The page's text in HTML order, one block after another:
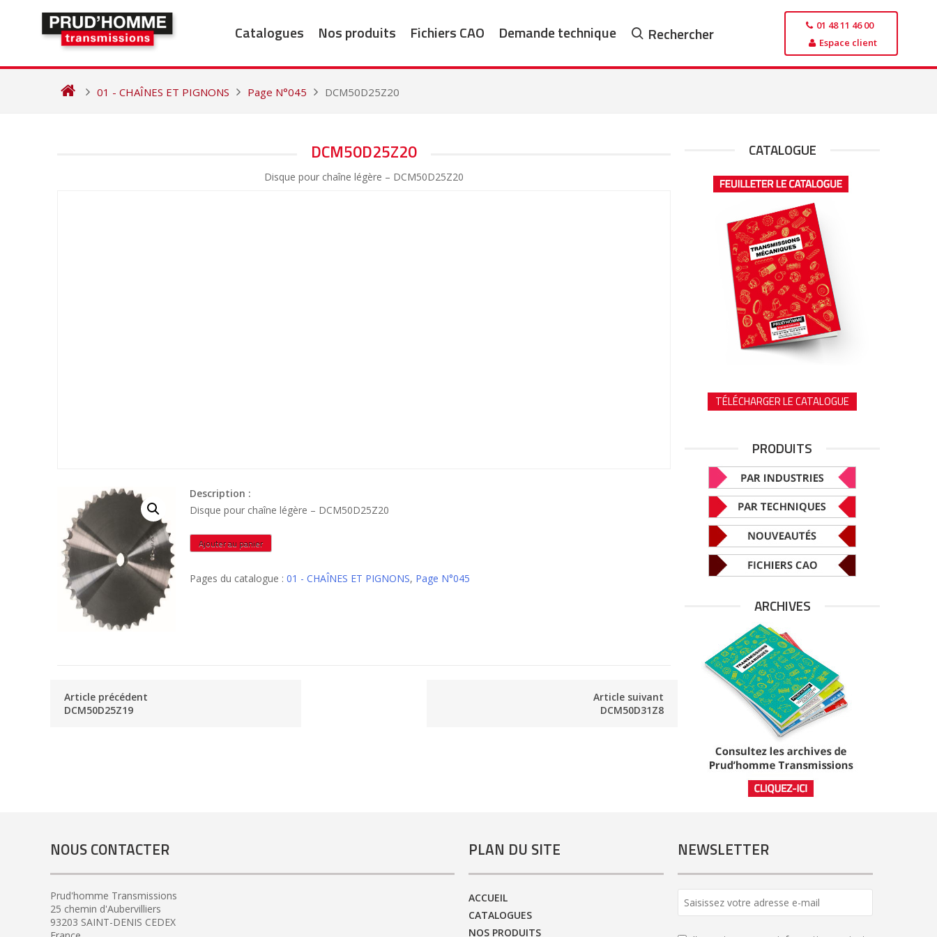
Catalogues Nos produits Fichiers CAO Demande technique Rechercher
01 48 11 46 00
Espace client
01 - CHAÎNES ET PIGNONS Page N°045 DCM50D25Z20
DCM50D25Z20
Disque pour chaîne légère – DCM50D25Z20
Description :
Disque pour chaîne légère – DCM50D25Z20
quantité
de
Ajouter au panier
Pages du catalogue : 01 - CHAÎNES ET PIGNONS, Page N°045
Article précédent
DCM50D25Z19
Article suivant
DCM50D31Z8
CATALOGUE
TÉLÉCHARGER LE CATALOGUE
PRODUITS
ARCHIVES
NOUS CONTACTER
Prud'homme Transmissions
25 chemin d'Aubervilliers
93203 SAINT-DENIS CEDEX
PLAN DU SITE
ACCUEIL
CATALOGUES
NOS PRODUITS
NEWSLETTER